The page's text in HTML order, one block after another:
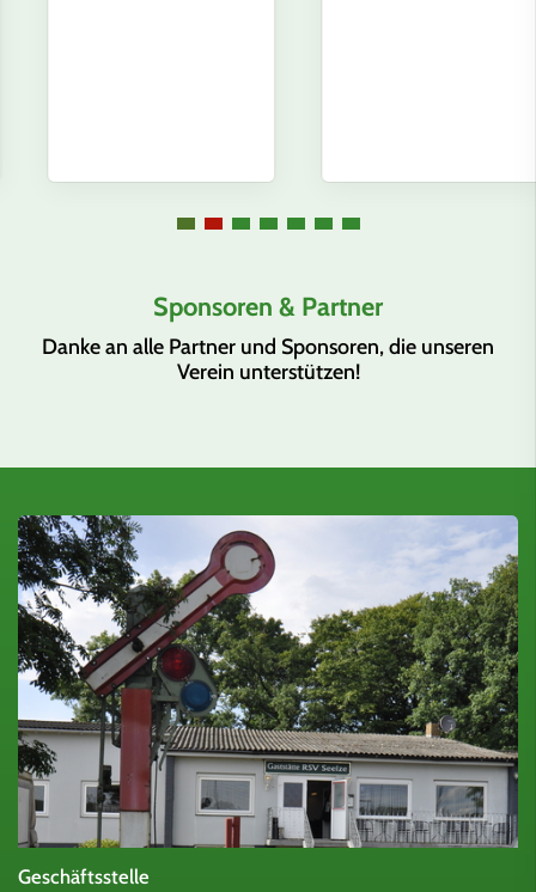
Sponsoren & Partner
Danke an alle Partner und Sponsoren, die unseren
Verein unterstützen!
Geschäftsstelle